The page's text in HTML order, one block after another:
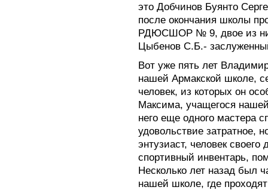
это Добчинов Буянто
после окончания школы
РДЮСШОР № 9, двое из
Цыбенов С.Б.-
Вот уже пять лет
нашей Армакской школе,
человек, из которых он
Максима, учащегося
него еще одного мастера
удовольствие затратное,
энтузиаст, человек
спортивный инвентарь,
Несколько лет назад был
нашей школе, где